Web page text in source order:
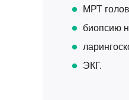
МРТ
биопсию
ЭКГ.